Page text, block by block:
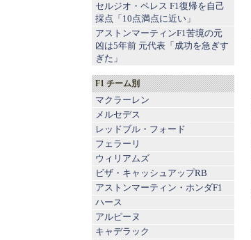
セルジオ・ペレス F1復帰を自己
採点「10点満点に近い」
アストンマーティンF1苦境の元
凶は5年前 元代表「成功を急ぎす
ぎた」
F1 チーム別
マクラーレン
メルセデス
レッドブル ・ フォード
フェラーリ
ウィリアムズ
ビザ・キャッシュアップRB
アストンマーティン ・ ホンダF1
ハース
アルピーヌ
キャデラック